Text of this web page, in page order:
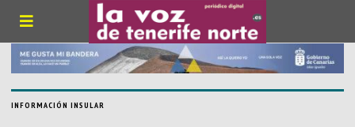
INFORMACIÓN INSULAR